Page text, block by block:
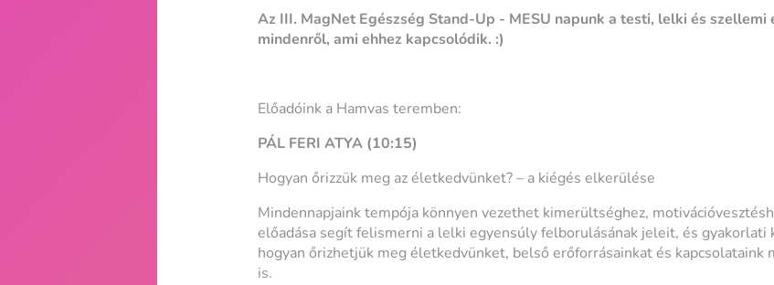
Az III. MagNet Egészség Stand-Up - MESU napunk a testi, lelki és szellemi
mindenről, ami ehhez kapcsolódik. :)
Előadóink a Hamvas teremben:
PÁL FERI ATYA (10:15)
Hogyan őrizzük meg az életkedvünket? – a kiégés elkerülése
Mindennapjaink tempója könnyen vezethet kimerültséghez,
előadása segít felismerni a lelki egyensúly felborulásának jeleit, és gyakorlati
hogyan őrizhetjük meg életkedvünket, belső erőforrásainkat és kapcsolataink
is.